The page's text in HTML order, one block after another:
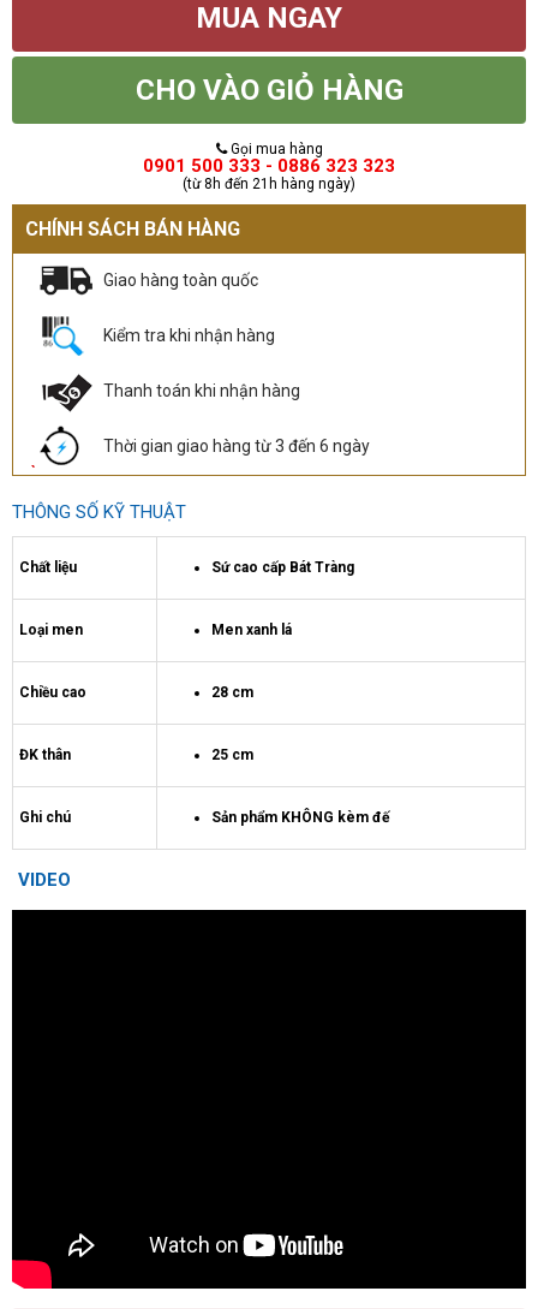
MUA NGAY
CHO VÀO GIỎ HÀNG
Gọi mua hàng
0901 500 333 - 0886 323 323
(từ 8h đến 21h hàng ngày)
CHÍNH SÁCH BÁN HÀNG
Giao hàng toàn quốc
Kiểm tra khi nhận hàng
Thanh toán khi nhận hàng
Thời gian giao hàng từ 3 đến 6 ngày
THÔNG SỐ KỸ THUẬT
Chất liệu Sứ cao cấp Bát Tràng
Loại men Men xanh lá
Chiều cao 28 cm
ĐK thân 25 cm
Ghi chú Sản phẩm KHÔNG kèm đế
VIDEO